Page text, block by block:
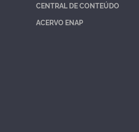
CENTRAL DE CONTEÚDO
ACERVO ENAP